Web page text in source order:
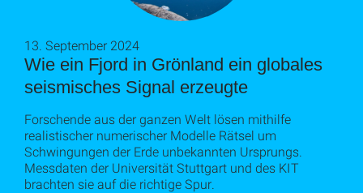
Wie ein Fjord in Grönland ein globales
seismisches Signal erzeugte
13. September 2024
Forschende aus der ganzen Welt lösen mithilfe
realistischer numerischer Modelle Rätsel um
Schwingungen der Erde unbekannten Ursprungs.
Messdaten der Universität Stuttgart und des KIT
brachten sie auf die richtige Spur.